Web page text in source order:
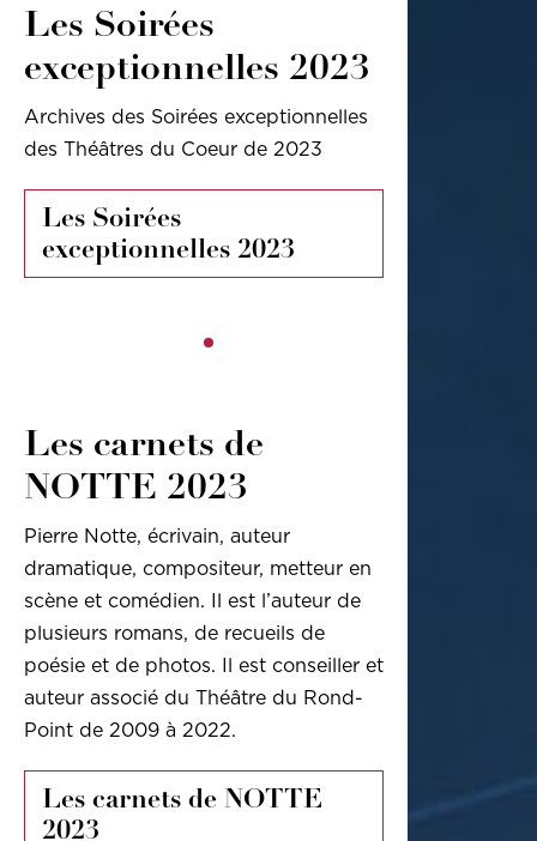
Les Soirées
exceptionnelles 2023
Archives des Soirées exceptionnelles
des Théâtres du Coeur de 2023
Les Soirées
exceptionnelles 2023
Les carnets de
NOTTE 2023
Pierre Notte, écrivain, auteur
dramatique, compositeur, metteur en
scène et comédien. Il est l’auteur de
plusieurs romans, de recueils de
poésie et de photos. Il est conseiller et
auteur associé du Théâtre du Rond-
Point de 2009 à 2022.
Les carnets de NOTTE
2023